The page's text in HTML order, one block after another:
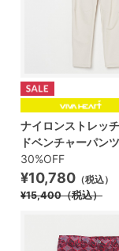
ナイロンストレッ
ドベンチャーパンツ
30%OFF
¥10,780 （税込）
¥15,400（税込）